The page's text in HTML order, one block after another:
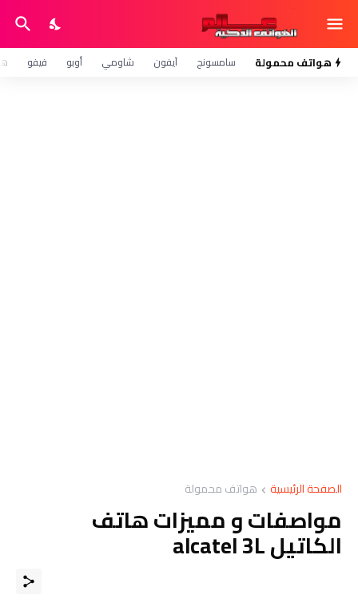
هواتف محمولة سامسونج آيفون شاومي أوبو فيفو
الصفحة الرئيسية هواتف محمولة
مواصفات و مميزات هاتف
الكاتيل alcatel 3L